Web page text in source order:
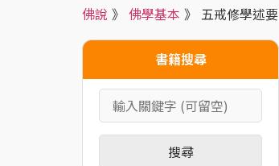
佛說 》 佛學基本 》 五戒修學述要
書籍搜尋
搜尋